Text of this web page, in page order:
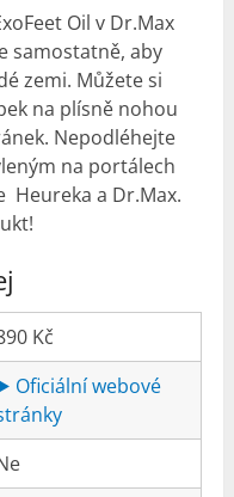
Oil v Dr.Max
samostatně, aby
zemi. Můžete si
na plísně nohou
Nepodléhejte
na portálech
Heureka a Dr.Max.
Kč
Oficiální webové